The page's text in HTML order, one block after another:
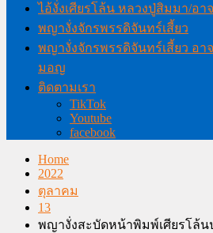
ไอ้งั่งเศียรโล้น หลวงปู่สิมมา/อา
พญางั่งจักรพรรดิจันทร์เสี้ยว
พญางั่งจักรพรรดิจันทร์เสี้ยว อา
มอญ
ติดตามเรา
TikTok
Youtube
facebook
Home
2022
ตุลาคม
13
พญางั่งสะบัดหน้าพิมพ์เศียรโล้น